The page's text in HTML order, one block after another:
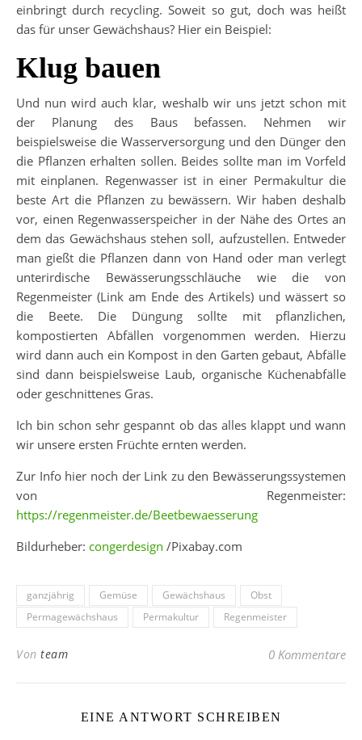
einbringt durch recycling. Soweit so gut, doch was heißt
das für unser Gewächshaus? Hier ein Beispiel:
Klug bauen
Und nun wird auch klar, weshalb wir uns jetzt schon mit
der Planung des Baus befassen. Nehmen wir
beispielsweise die Wasserversorgung und den Dünger den
die Pflanzen erhalten sollen. Beides sollte man im Vorfeld
mit einplanen. Regenwasser ist in einer Permakultur die
beste Art die Pflanzen zu bewässern. Wir haben deshalb
vor, einen Regenwasserspeicher in der Nähe des Ortes an
dem das Gewächshaus stehen soll, aufzustellen. Entweder
man gießt die Pflanzen dann von Hand oder man verlegt
unterirdische Bewässerungsschläuche wie die von
Regenmeister (Link am Ende des Artikels) und wässert so
die Beete. Die Düngung sollte mit pflanzlichen,
kompostierten Abfällen vorgenommen werden. Hierzu
wird dann auch ein Kompost in den Garten gebaut, Abfälle
sind dann beispielsweise Laub, organische Küchenabfälle
oder geschnittenes Gras.
Ich bin schon sehr gespannt ob das alles klappt und wann
wir unsere ersten Früchte ernten werden.
Zur Info hier noch der Link zu den Bewässerungssystemen
von Regenmeister:
https://regenmeister.de/Beetbewaesserung
Bildurheber: congerdesign /Pixabay.com
ganzjährig Gemüse Gewächshaus
Obst
Permagewächshaus
Permakultur Regenmeister
Von team 0 Kommentare
EINE ANTWORT SCHREIBEN